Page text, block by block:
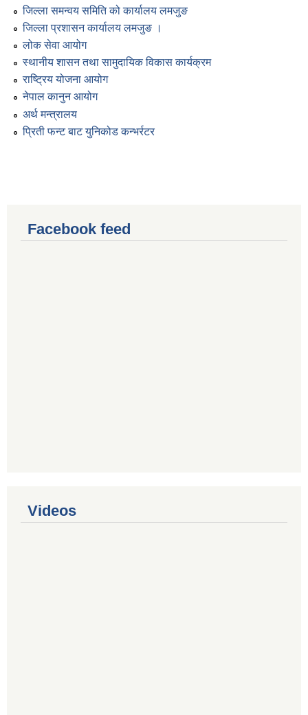
जिल्ला समन्वय समिति को कार्यालय लमजुङ
जिल्ला प्रशासन कार्यालय लमजुङ ।
लोक सेवा आयोग
स्थानीय शासन तथा सामुदायिक विकास कार्यक्रम
राष्ट्रिय योजना आयोग
नेपाल कानुन आयोग
अर्थ मन्त्रालय
प्रिती फन्ट बाट युनिकोड कन्भर्रटर
Facebook feed
Videos